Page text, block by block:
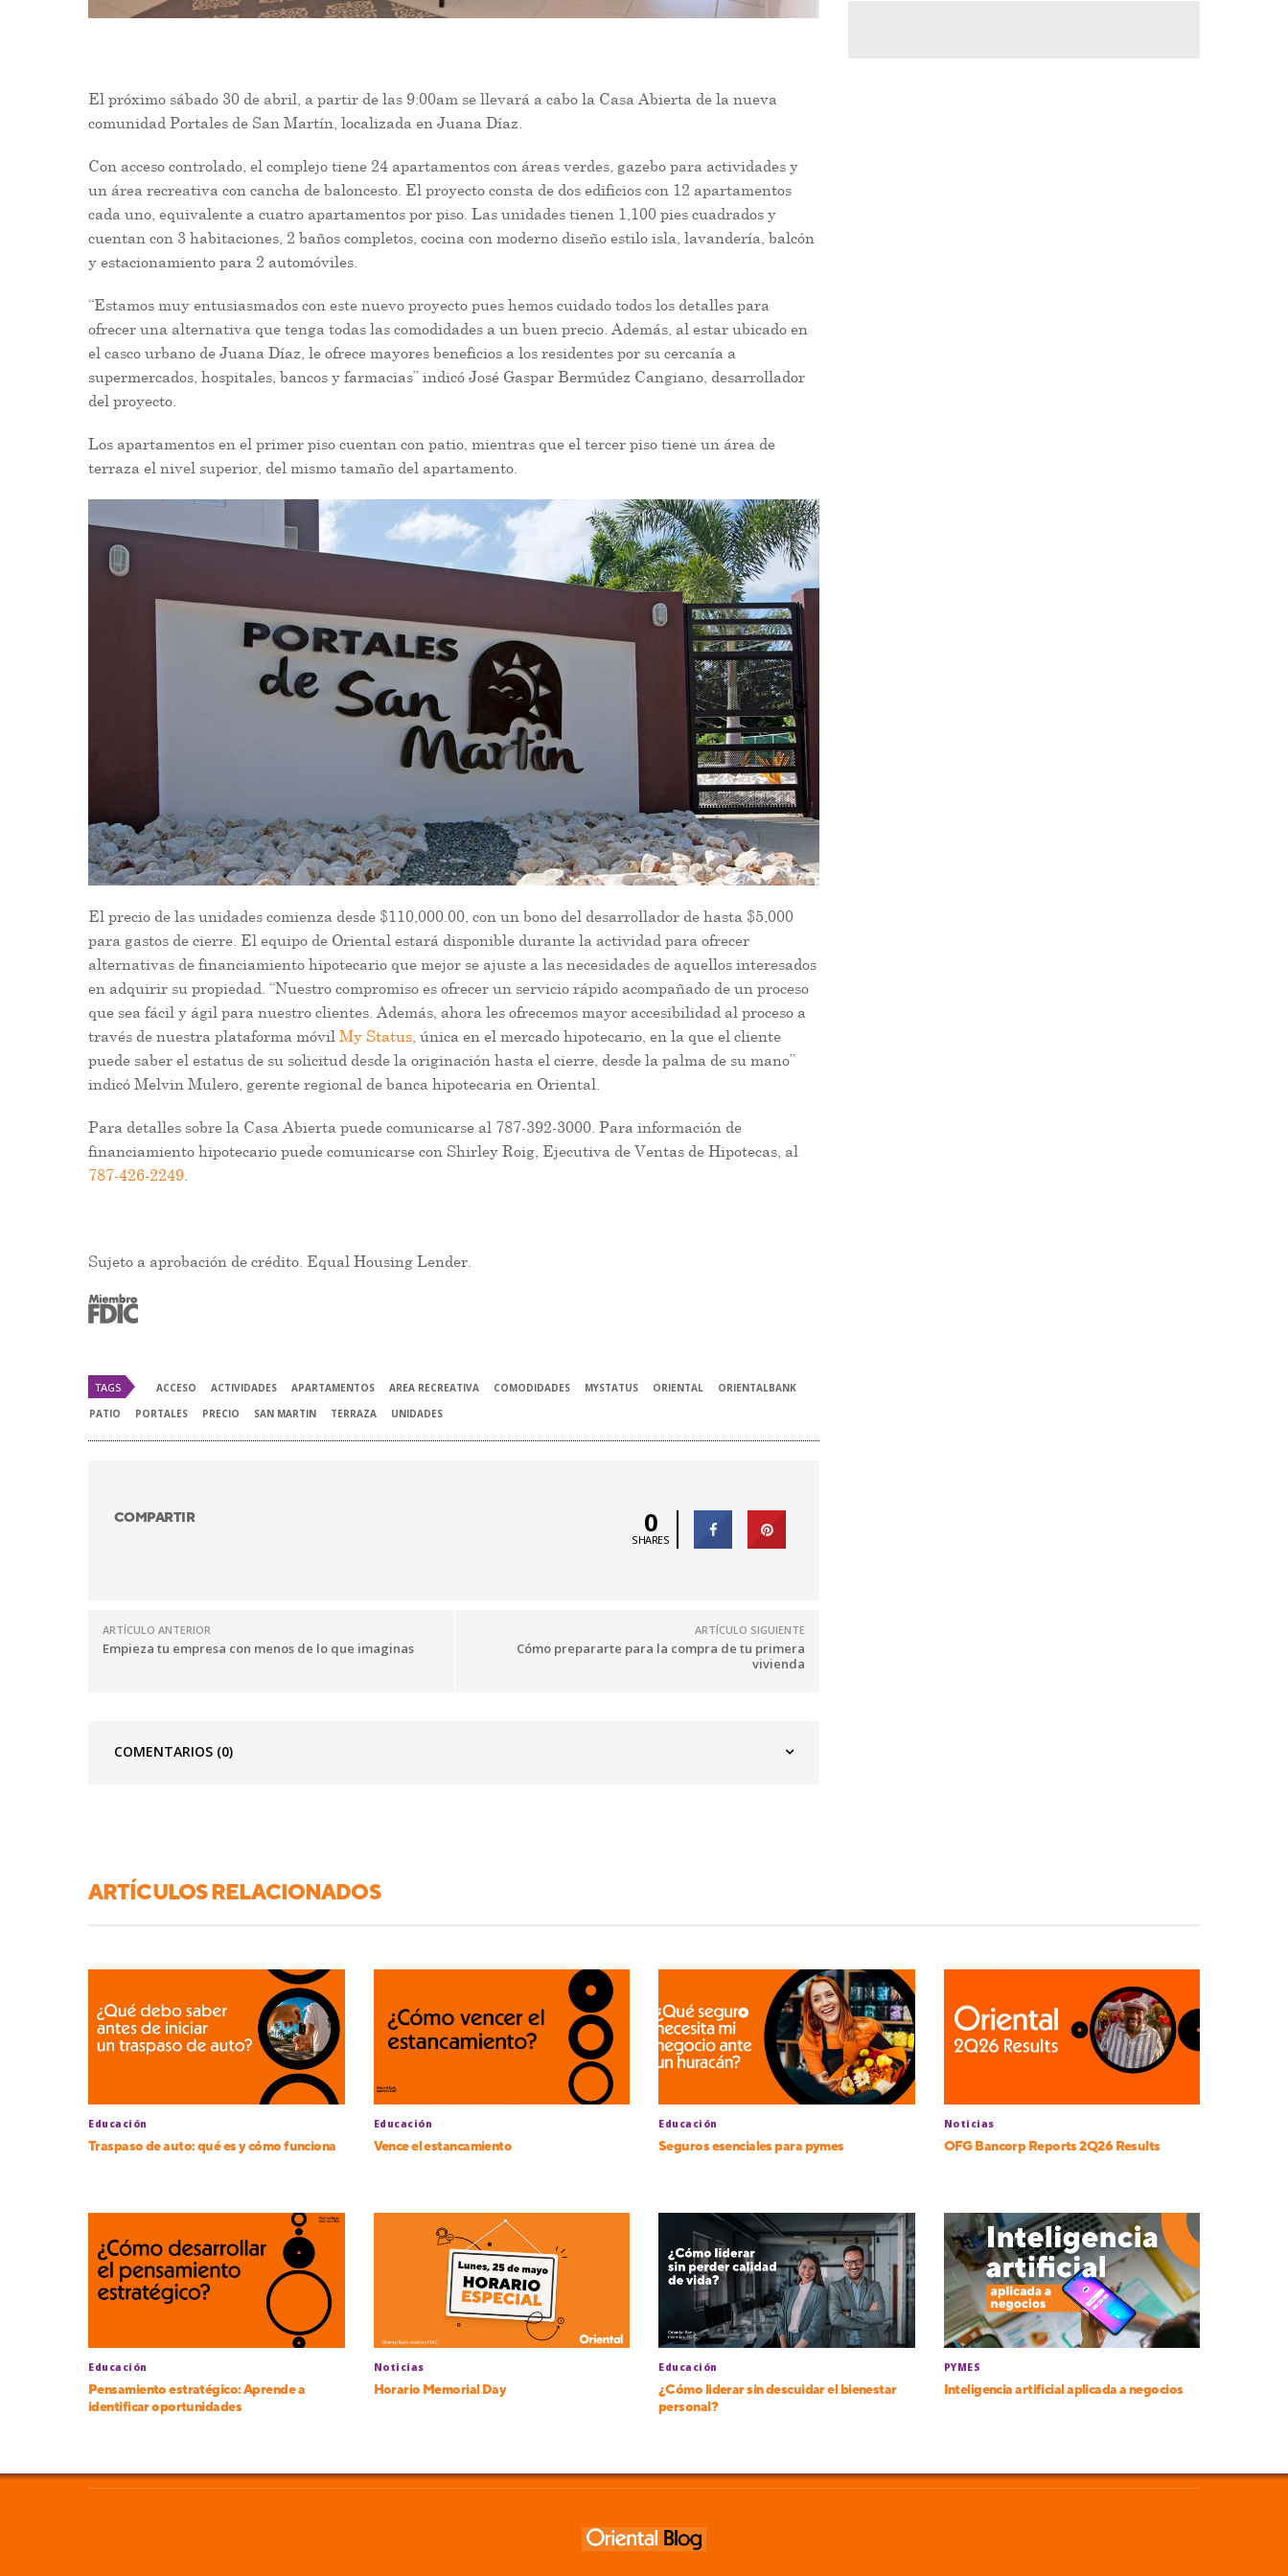
El próximo sábado 30 de abril, a partir de las 9:00am se llevará a cabo la Casa Abierta de la nueva
comunidad Portales de San Martín, localizada en Juana Díaz.
Con acceso controlado, el complejo tiene 24 apartamentos con áreas verdes, gazebo para actividades y
un área recreativa con cancha de baloncesto. El proyecto consta de dos edificios con 12 apartamentos
cada uno, equivalente a cuatro apartamentos por piso. Las unidades tienen 1,100 pies cuadrados y
cuentan con 3 habitaciones, 2 baños completos, cocina con moderno diseño estilo isla, lavandería, balcón
y estacionamiento para 2 automóviles.
“Estamos muy entusiasmados con este nuevo proyecto pues hemos cuidado todos los detalles para
ofrecer una alternativa que tenga todas las comodidades a un buen precio. Además, al estar ubicado en
el casco urbano de Juana Díaz, le ofrece mayores beneficios a los residentes por su cercanía a
supermercados, hospitales, bancos y farmacias” indicó José Gaspar Bermúdez Cangiano, desarrollador
del proyecto.
Los apartamentos en el primer piso cuentan con patio, mientras que el tercer piso tiene un área de
terraza el nivel superior, del mismo tamaño del apartamento.
El precio de las unidades comienza desde $110,000.00, con un bono del desarrollador de hasta $5,000
para gastos de cierre. El equipo de Oriental estará disponible durante la actividad para ofrecer
alternativas de financiamiento hipotecario que mejor se ajuste a las necesidades de aquellos interesados
en adquirir su propiedad. “Nuestro compromiso es ofrecer un servicio rápido acompañado de un proceso
que sea fácil y ágil para nuestro clientes. Además, ahora les ofrecemos mayor accesibilidad al proceso a
través de nuestra plataforma móvil My Status, única en el mercado hipotecario, en la que el cliente
puede saber el estatus de su solicitud desde la originación hasta el cierre, desde la palma de su mano”
indicó Melvin Mulero, gerente regional de banca hipotecaria en Oriental.
Para detalles sobre la Casa Abierta puede comunicarse al 787-392-3000. Para información de
financiamiento hipotecario puede comunicarse con Shirley Roig, Ejecutiva de Ventas de Hipotecas, al
787-426-2249.
Sujeto a aprobación de crédito. Equal Housing Lender.
TAGS ACCESO ACTIVIDADES APARTAMENTOS AREA RECREATIVA COMODIDADES MYSTATUS ORIENTAL
ORIENTALBANK
PATIO
PORTALES PRECIO SAN MARTIN TERRAZA UNIDADES
COMPARTIR 0
SHARES
ARTÍCULO ANTERIOR
Empieza tu empresa con menos de lo que imaginas
ARTÍCULO SIGUIENTE
Cómo prepararte para la compra de tu primera
vivienda
COMENTARIOS (0)
ARTÍCULOS RELACIONADOS
Educación
Traspaso de auto: qué es y cómo funciona
Educación
Vence el estancamiento
Educación
Seguros esenciales para pymes
Noticias
OFG Bancorp Reports 2Q26 Results
Educación
Pensamiento estratégico: Aprende a
identificar oportunidades
Noticias
Horario Memorial Day
Educación
¿Cómo liderar sin descuidar el bienestar
personal?
PYMES
Inteligencia artificial aplicada a negocios